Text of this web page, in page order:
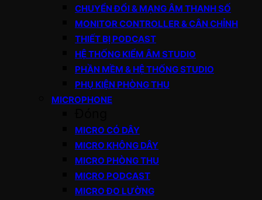
CHUYỂN ĐỔI & MẠNG ÂM THANH SỐ
MONITOR CONTROLLER & CÂN CHỈNH
THIẾT BỊ PODCAST
HỆ THỐNG KIỂM ÂM STUDIO
PHẦN MỀM & HỆ THỐNG STUDIO
PHỤ KIỆN PHÒNG THU
MICROPHONE
MICRO CÓ DÂY
MICRO KHÔNG DÂY
MICRO PHÒNG THU
MICRO PODCAST
MICRO ĐO LƯỜNG